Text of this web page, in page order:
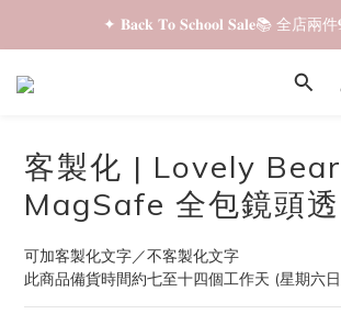
✦ 𝐁𝐚𝐜𝐤 𝐓𝐨 𝐒𝐜𝐡𝐨𝐨𝐥 𝐒𝐚𝐥𝐞📚 全店兩
✦ 𝐁𝐚𝐜𝐤 𝐓𝐨 𝐒𝐜𝐡𝐨𝐨𝐥 𝐒𝐚𝐥𝐞📚 全店兩
✦ 全店購物滿 𝐇𝐊𝐃𝟑𝟓𝟎 即享順豐站/智能
客製化 | Lovely
MagSafe 全包鏡頭
可加客製化文字／不客製化文字
此商品備貨時間約七至十四個工作天 (星期六